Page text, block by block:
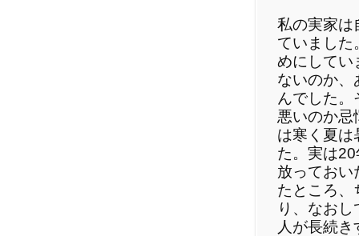
私の実家は
ていました
めにしてい
ないのか、
んでした
悪いのか忌
は寒く夏は
た。実は
放っておい
たところ、
り、なお
人が長続